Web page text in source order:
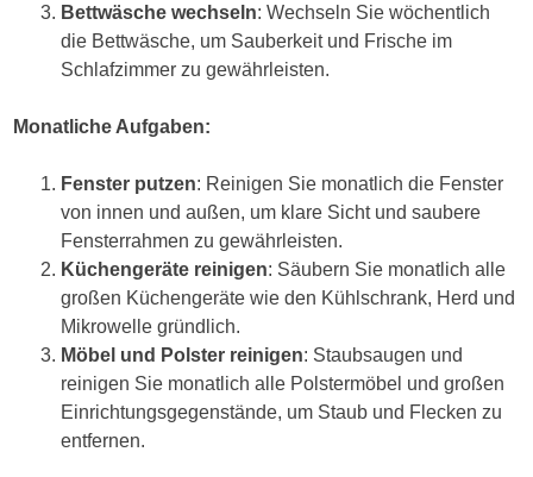
Bettwäsche wechseln: Wechseln Sie wöchentlich
die Bettwäsche, um Sauberkeit und Frische im
Schlafzimmer zu gewährleisten.
Monatliche Aufgaben:
Fenster putzen: Reinigen Sie monatlich die Fenster
von innen und außen, um klare Sicht und saubere
Fensterrahmen zu gewährleisten.
Küchengeräte reinigen: Säubern Sie monatlich alle
großen Küchengeräte wie den Kühlschrank, Herd und
Mikrowelle gründlich.
Möbel und Polster reinigen: Staubsaugen und
reinigen Sie monatlich alle Polstermöbel und großen
Einrichtungsgegenstände, um Staub und Flecken zu
entfernen.